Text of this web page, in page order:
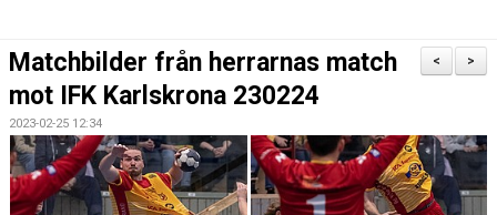
BILDGALLERI
DOKUMENT
MATCHER
>
<
Matchbilder från herrarnas match
mot IFK Karlskrona 230224
2023-02-25 12:34